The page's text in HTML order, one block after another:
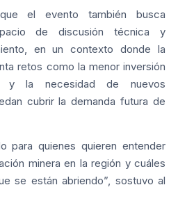
el evento también busca
de discusión técnica y
en un contexto donde la
retos como la menor inversión
y la necesidad de nuevos
cubrir la demanda futura de
para quienes quieren entender
minera en la región y cuáles
se están abriendo”, sostuvo al